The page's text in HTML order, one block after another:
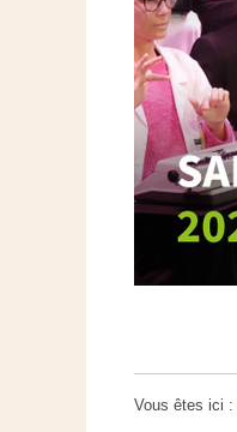
Vous êtes ici :